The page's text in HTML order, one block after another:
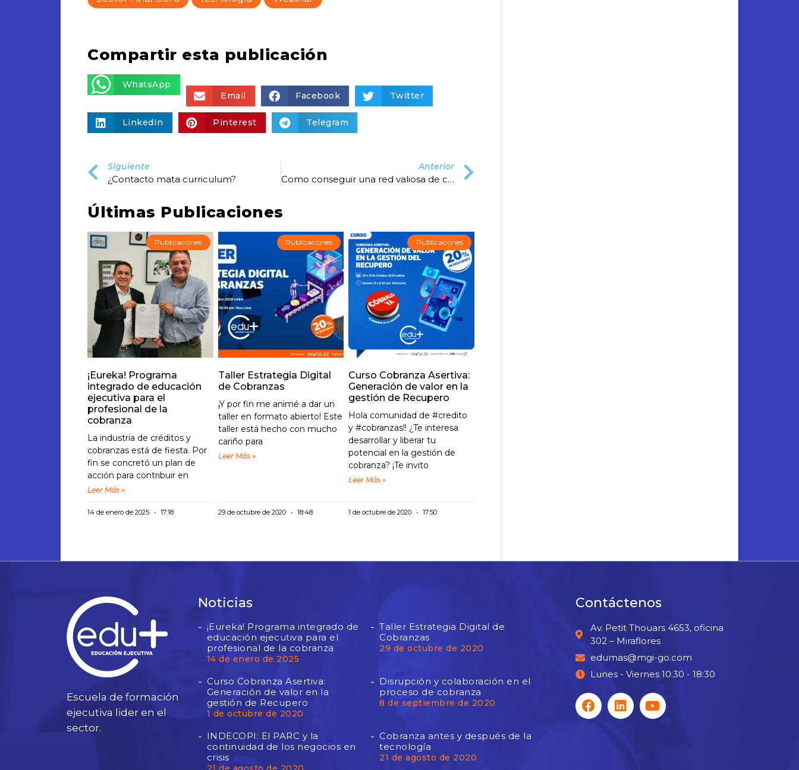
Compartir esta publicación
WhatsApp
Email
Facebook Twitter
LinkedIn Pinterest Telegram
Siguiente
¿Contacto mata curriculum?
Anterior
Como conseguir una red valiosa de contactos
Últimas Publicaciones
Publicaciones
¡Eureka! Programa
integrado de educación
ejecutiva para el
profesional de la
cobranza
La industria de créditos y
cobranzas está de fiesta. Por
fin se concretó un plan de
acción para contribuir en
Leer Más »
14 de enero de 2025 17:18
Publicaciones
Taller Estrategia Digital
de Cobranzas
¡Y por fin me animé a dar un
taller en formato abierto! Este
taller está hecho con mucho
cariño para
Leer Más »
29 de octubre de 2020 18:48
Publicaciones
Curso Cobranza Asertiva:
Generación de valor en la
gestión de Recupero
Hola comunidad de #credito
y #cobranzas!! ¿Te interesa
desarrollar y liberar tu
potencial en la gestión de
cobranza? ¡Te invito
Leer Más »
1 de octubre de 2020 17:50
Escuela de formación
ejecutiva lider en el
sector.
Noticias
¡Eureka! Programa integrado de
educación ejecutiva para el
profesional de la cobranza
14 de enero de 2025
Taller Estrategia Digital de
Cobranzas
29 de octubre de 2020
Curso Cobranza Asertiva:
Generación de valor en la
gestión de Recupero
1 de octubre de 2020
Disrupción y colaboración en el
proceso de cobranza
8 de septiembre de 2020
INDECOPI: El PARC y la
continuidad de los negocios en
crisis
Cobranza antes y después de la
tecnología
21 de agosto de 2020
Contáctenos
Av. Petit Thouars 4653, oficina
302 – Miraflores
edumas@mgi-go.com
Lunes - Viernes 10:30 - 18:30